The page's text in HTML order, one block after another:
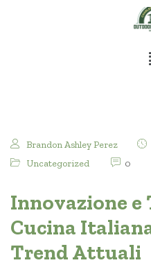
Brandon Ashley Perez
Uncategorized
0
Innovazione e
Cucina
Trend Attuali